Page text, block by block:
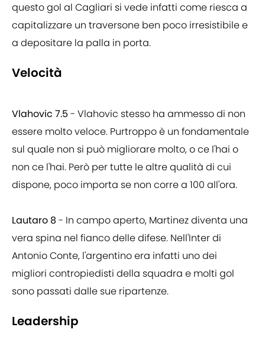
questo gol al Cagliari si vede infatti come riesca a
capitalizzare un traversone ben poco irresistibile e
a depositare la palla in porta.
Velocità
Vlahovic 7.5 - Vlahovic stesso ha ammesso di non
essere molto veloce. Purtroppo è un fondamentale
sul quale non si può migliorare molto, o ce l'hai o
non ce l'hai. Però per tutte le altre qualità di cui
dispone, poco importa se non corre a 100 all'ora.
Lautaro 8 - In campo aperto, Martinez diventa una
vera spina nel fianco delle difese. Nell'Inter di
Antonio Conte, l'argentino era infatti uno dei
migliori contropiedisti della squadra e molti gol
sono passati dalle sue ripartenze.
Leadership